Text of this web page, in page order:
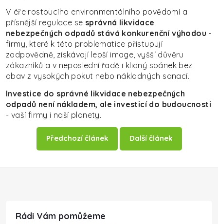
V éře rostoucího environmentálního povědomí a
přísnější regulace se správná likvidace
nebezpečných odpadů stává konkurenční výhodou -
firmy, které k této problematice přistupují
zodpovědně, získávají lepší image, vyšší důvěru
zákazníků a v neposlední řadě i klidný spánek bez
obav z vysokých pokut nebo nákladných sanací.
Investice do správné likvidace nebezpečných
odpadů není nákladem, ale investicí do budoucnosti
- vaší firmy i naší planety.
Předchozí článek Další článek